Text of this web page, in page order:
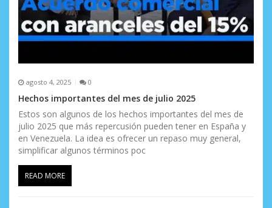
a
s
agosto 4, 2025 0
Hechos importantes del mes de julio 2025
Estos son algunos de los hechos importantes del mes de
julio 2025 que más repercusión pueden tener en España y
en Venezuela. La idea es ofrecer un repaso muy general,
simplificar algunos términos poc
READ MORE